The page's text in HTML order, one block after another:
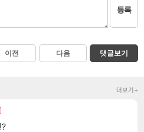
등록
이전 다음 댓글보기
더보기+
?